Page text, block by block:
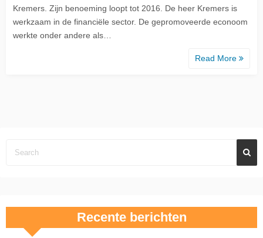
Kremers. Zijn benoeming loopt tot 2016. De heer Kremers is
werkzaam in de financiële sector. De gepromoveerde econoom
werkte onder andere als…
Read More
Recente berichten